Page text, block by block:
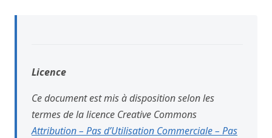
Licence
Ce document est mis à disposition selon les
termes de la licence Creative Commons
Attribution – Pas d’Utilisation Commerciale – Pas